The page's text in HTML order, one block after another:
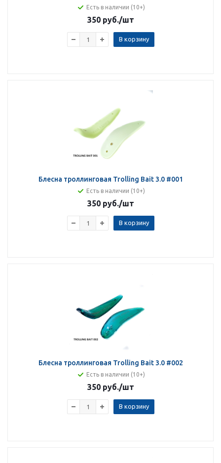
Есть в наличии (10+)
350 руб./шт
В корзину
Блесна троллинговая Trolling Bait 3.0 #001
Есть в наличии (10+)
350 руб./шт
В корзину
Блесна троллинговая Trolling Bait 3.0 #002
Есть в наличии (10+)
350 руб./шт
В корзину